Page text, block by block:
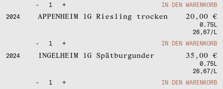
-
1 +
IN DEN WARENKORB
2024
APPENHEIM 1G Riesling trocken 20,00 €
0.75L
26,67/L
-
1 +
IN DEN WARENKORB
2024
INGELHEIM 1G Spätburgunder 35,00 €
0.75L
26,67/L
-
1 +
IN DEN WARENKORB